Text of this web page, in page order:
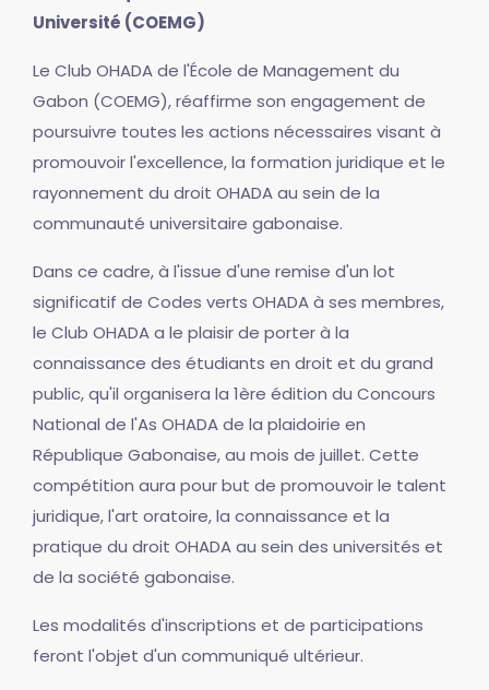
Université (COEMG)
Le Club OHADA de l'École de Management du
Gabon (COEMG), réaffirme son engagement de
poursuivre toutes les actions nécessaires visant à
promouvoir l'excellence, la formation juridique et le
rayonnement du droit OHADA au sein de la
communauté universitaire gabonaise.
Dans ce cadre, à l'issue d'une remise d'un lot
significatif de Codes verts OHADA à ses membres,
le Club OHADA a le plaisir de porter à la
connaissance des étudiants en droit et du grand
public, qu'il organisera la 1ère édition du Concours
National de l'As OHADA de la plaidoirie en
République Gabonaise, au mois de juillet. Cette
compétition aura pour but de promouvoir le talent
juridique, l'art oratoire, la connaissance et la
pratique du droit OHADA au sein des universités et
de la société gabonaise.
Les modalités d'inscriptions et de participations
feront l'objet d'un communiqué ultérieur.